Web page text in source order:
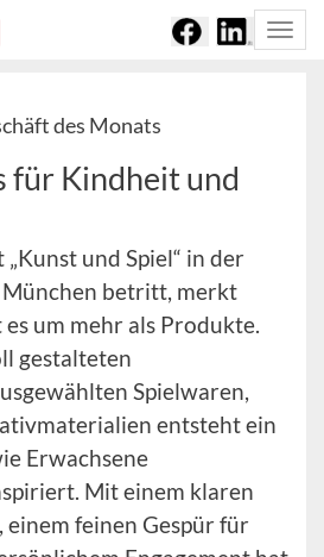
des Monats
für Kindheit und
und Spiel“ in der
betritt, merkt
um mehr als Produkte.
gestalteten
Spielwaren,
entsteht ein
Erwachsene
Mit einem klaren
feinen Gespür für